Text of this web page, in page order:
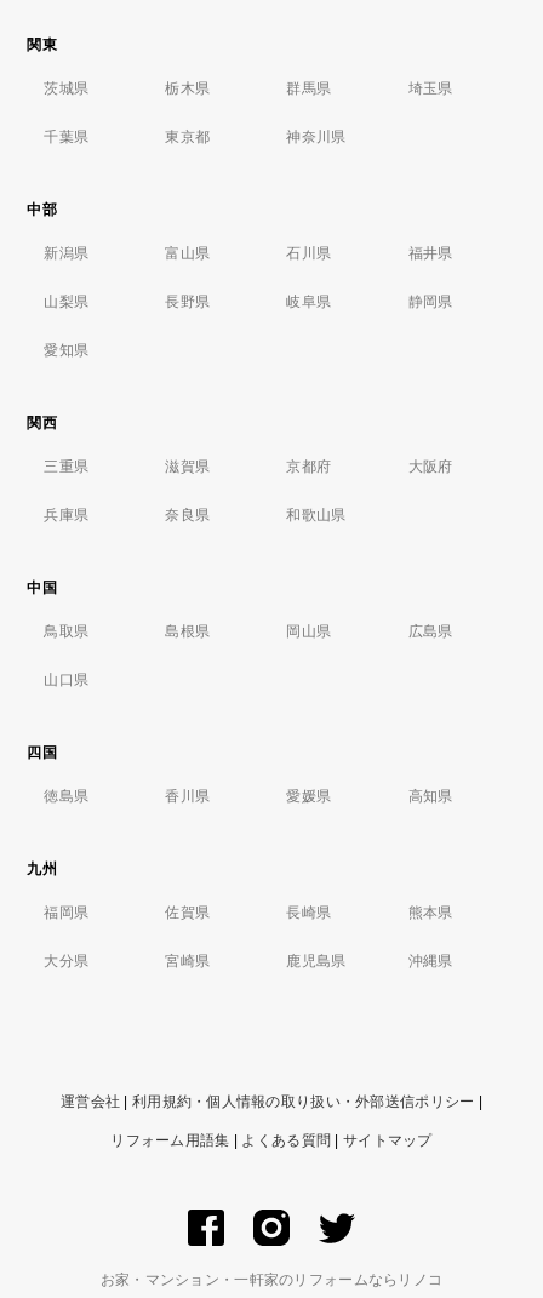
関東
茨城県 栃木県 群馬県 埼玉県
千葉県 東京都 神奈川県
中部
新潟県 富山県 石川県 福井県
山梨県 長野県 岐阜県 静岡県
愛知県
関西
三重県 滋賀県 京都府 大阪府
兵庫県 奈良県 和歌山県
中国
鳥取県 島根県 岡山県 広島県
山口県
四国
徳島県 香川県 愛媛県 高知県
九州
福岡県 佐賀県 長崎県 熊本県
大分県 宮崎県 鹿児島県 沖縄県
運営会社 利用規約・個人情報の取り扱い・外部送信ポリシー
リフォーム用語集 よくある質問 サイトマップ
お家・マンション・一軒家のリフォームならリノコ